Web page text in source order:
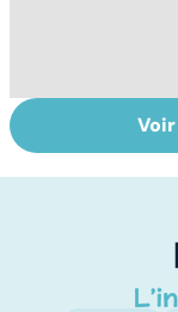
Nécrose :
les tissus